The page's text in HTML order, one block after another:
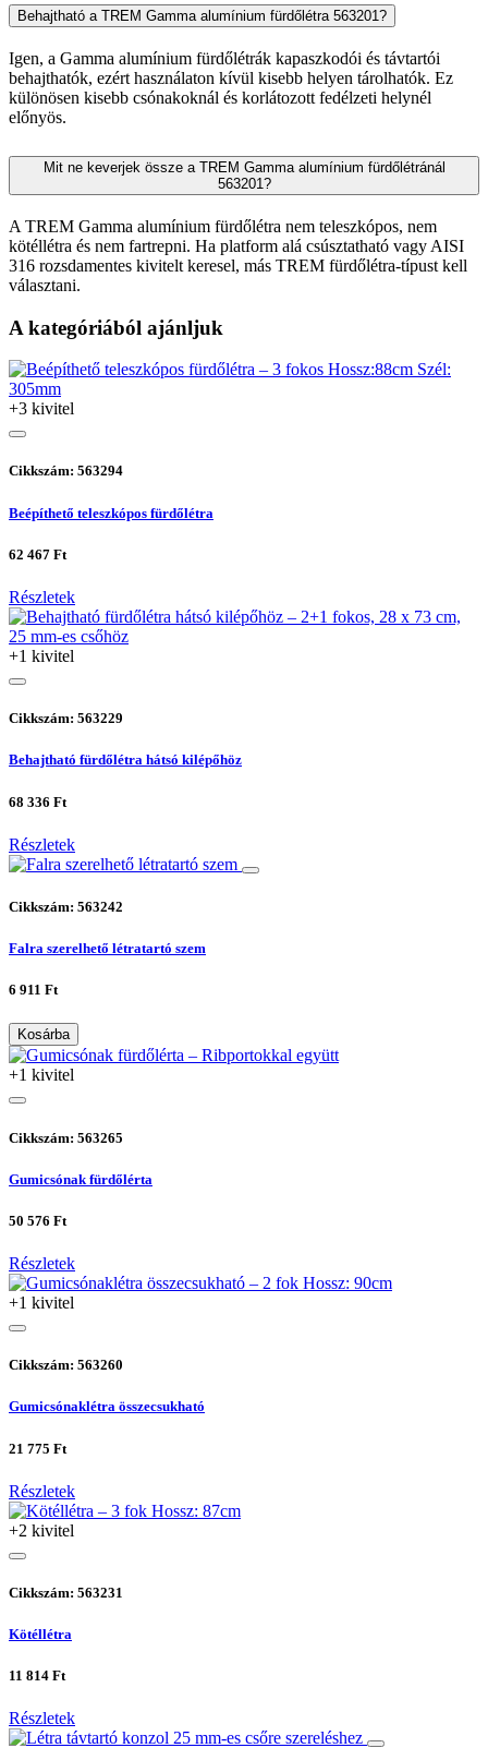
Behajtható a TREM Gamma alumínium fürdőlétra 563201?
Igen, a Gamma alumínium fürdőlétrák kapaszkodói és távtartói
behajthatók, ezért használaton kívül kisebb helyen tárolhatók. Ez
különösen kisebb csónakoknál és korlátozott fedélzeti helynél
előnyös.
Mit ne keverjek össze a TREM Gamma alumínium fürdőlétránál
563201?
A TREM Gamma alumínium fürdőlétra nem teleszkópos, nem
kötéllétra és nem fartrepni. Ha platform alá csúsztatható vagy AISI
316 rozsdamentes kivitelt keresel, más TREM fürdőlétra-típust kell
választani.
A kategóriából ajánljuk
+3 kivitel
Cikkszám: 563294
Beépíthető teleszkópos fürdőlétra
62 467 Ft
Részletek
+1 kivitel
Cikkszám: 563229
Behajtható fürdőlétra hátsó kilépőhöz
68 336 Ft
Részletek
Cikkszám: 563242
Falra szerelhető létratartó szem
6 911 Ft
Kosárba
+1 kivitel
Cikkszám: 563265
Gumicsónak fürdőlérta
50 576 Ft
Részletek
+1 kivitel
Cikkszám: 563260
Gumicsónaklétra összecsukható
21 775 Ft
Részletek
+2 kivitel
Cikkszám: 563231
Kötéllétra
11 814 Ft
Részletek